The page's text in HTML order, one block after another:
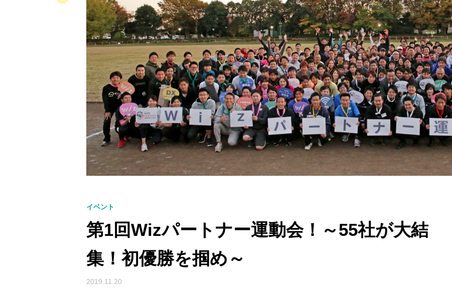
イベント
第1回Wizパートナー運動会！～55社が大結
集！初優勝を掴め～
2019.11.20